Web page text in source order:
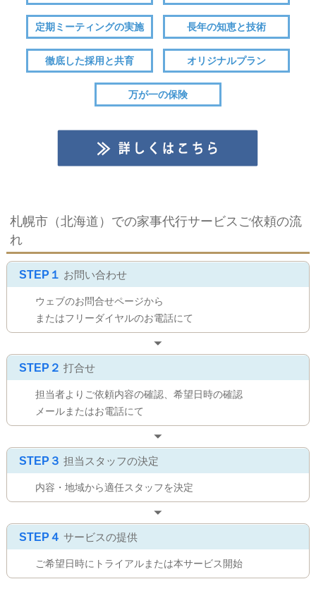
定期 ミーティングの実施 長年の知恵と技術
徹底した採用と共育 オリジナルプラン
万が一の保険
札幌市（北海道）での家事代行サービスご依頼の流
れ
STEP１ お問い合わせ
ウェブのお問合せページから
またはフリーダイヤルのお電話にて
STEP２ 打合せ
担当者よりご依頼内容の確認、希望日時の確認
メールまたはお電話にて
STEP３ 担当スタッフの決定
内容・地域から適任スタッフを決定
STEP４ サービスの提供
ご希望日時にトライアルまたは本サービス開始